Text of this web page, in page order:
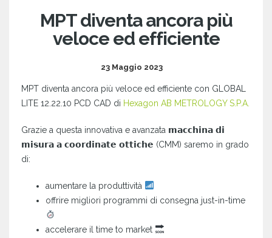
MPT diventa ancora più
veloce ed efficiente
23 Maggio 2023
MPT diventa ancora più veloce ed efficiente con GLOBAL
LITE 12.22.10 PCD CAD di Hexagon AB METROLOGY S.P.A.
Grazie a questa innovativa e avanzata 𝗺𝗮𝗰𝗰𝗵𝗶𝗻𝗮 𝗱𝗶
𝗺𝗶𝘀𝘂𝗿𝗮 𝗮 𝗰𝗼𝗼𝗿𝗱𝗶𝗻𝗮𝘁𝗲 𝗼𝘁𝘁𝗶𝗰𝗵𝗲 (CMM) saremo in grado
di:
aumentare la produttività
offrire migliori programmi di consegna just-in-time
accelerare il time to market